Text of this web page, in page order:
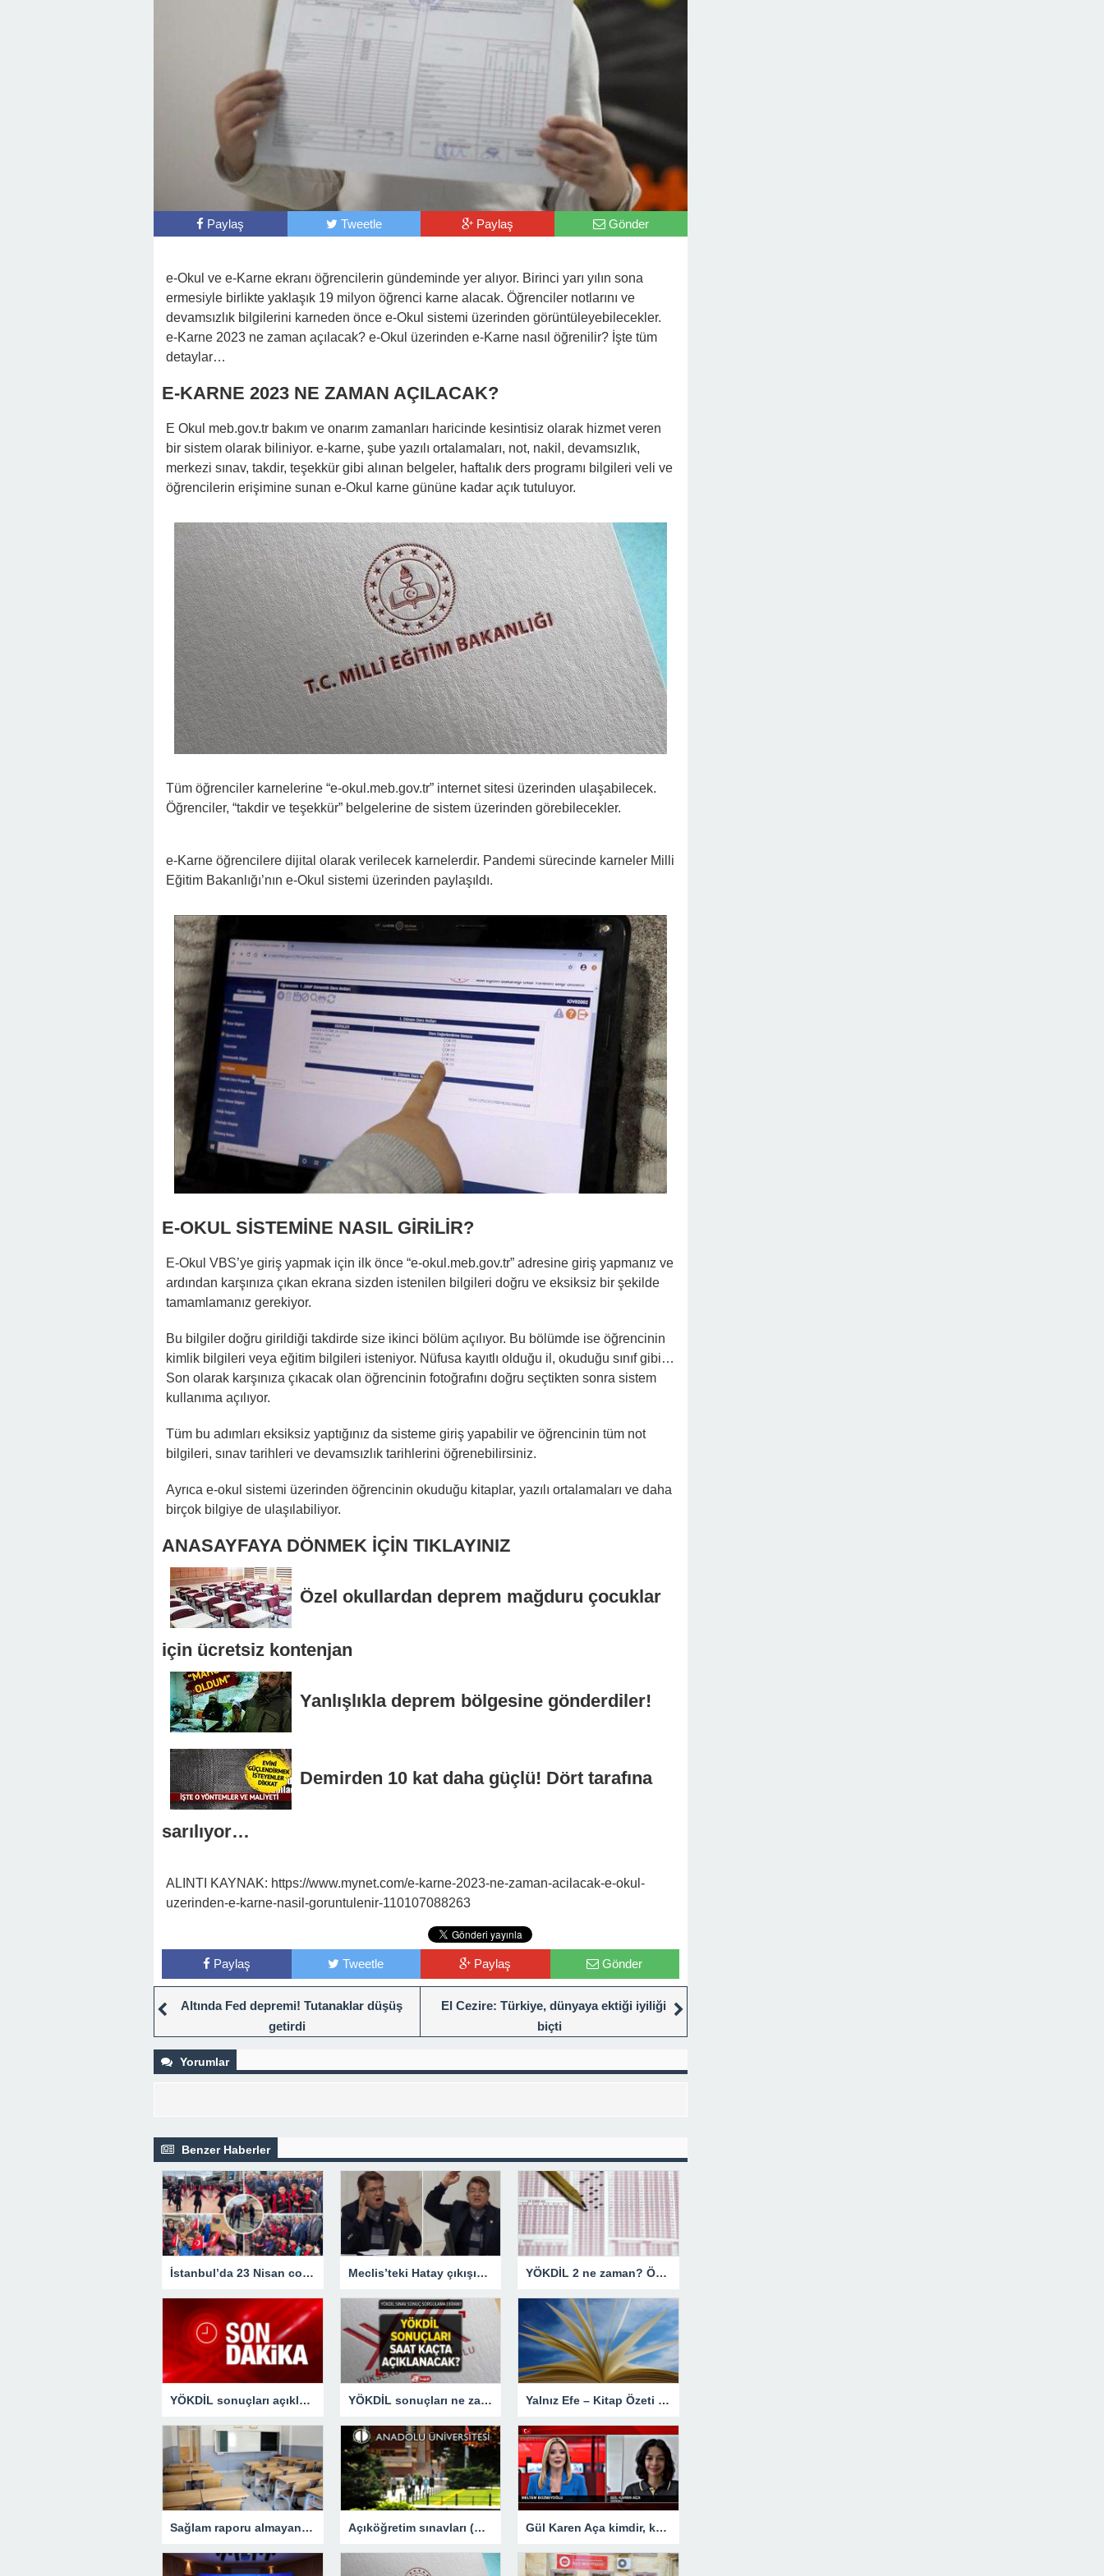
Paylaş Tweetle Paylaş Gönder
e-Okul ve e-Karne ekranı öğrencilerin gündeminde yer alıyor. Birinci yarı yılın sona
ermesiyle birlikte yaklaşık 19 milyon öğrenci karne alacak. Öğrenciler notlarını ve
devamsızlık bilgilerini karneden önce e-Okul sistemi üzerinden görüntüleyebilecekler.
e-Karne 2023 ne zaman açılacak? e-Okul üzerinden e-Karne nasıl öğrenilir? İşte tüm
detaylar…
E-KARNE 2023 NE ZAMAN AÇILACAK?
E Okul meb.gov.tr bakım ve onarım zamanları haricinde kesintisiz olarak hizmet veren
bir sistem olarak biliniyor. e-karne, şube yazılı ortalamaları, not, nakil, devamsızlık,
merkezi sınav, takdir, teşekkür gibi alınan belgeler, haftalık ders programı bilgileri veli ve
öğrencilerin erişimine sunan e-Okul karne gününe kadar açık tutuluyor.
Tüm öğrenciler karnelerine “e-okul.meb.gov.tr” internet sitesi üzerinden ulaşabilecek.
Öğrenciler, “takdir ve teşekkür” belgelerine de sistem üzerinden görebilecekler.
e-Karne öğrencilere dijital olarak verilecek karnelerdir. Pandemi sürecinde karneler Milli
Eğitim Bakanlığı’nın e-Okul sistemi üzerinden paylaşıldı.
E-OKUL SİSTEMİNE NASIL GİRİLİR?
E-Okul VBS’ye giriş yapmak için ilk önce “e-okul.meb.gov.tr” adresine giriş yapmanız ve
ardından karşınıza çıkan ekrana sizden istenilen bilgileri doğru ve eksiksiz bir şekilde
tamamlamanız gerekiyor.
Bu bilgiler doğru girildiği takdirde size ikinci bölüm açılıyor. Bu bölümde ise öğrencinin
kimlik bilgileri veya eğitim bilgileri isteniyor. Nüfusa kayıtlı olduğu il, okuduğu sınıf gibi…
Son olarak karşınıza çıkacak olan öğrencinin fotoğrafını doğru seçtikten sonra sistem
kullanıma açılıyor.
Tüm bu adımları eksiksiz yaptığınız da sisteme giriş yapabilir ve öğrencinin tüm not
bilgileri, sınav tarihleri ve devamsızlık tarihlerini öğrenebilirsiniz.
Ayrıca e-okul sistemi üzerinden öğrencinin okuduğu kitaplar, yazılı ortalamaları ve daha
birçok bilgiye de ulaşılabiliyor.
ANASAYFAYA DÖNMEK İÇİN TIKLAYINIZ
Özel okullardan deprem mağduru çocuklar
için ücretsiz kontenjan
Yanlışlıkla deprem bölgesine gönderdiler!
Demirden 10 kat daha güçlü! Dört tarafına
sarılıyor…
ALINTI KAYNAK: https://www.mynet.com/e-karne-2023-ne-zaman-acilacak-e-okul-
uzerinden-e-karne-nasil-goruntulenir-110107088263
Paylaş Tweetle Paylaş Gönder
Altında Fed depremi! Tutanaklar düşüş
getirdi
El Cezire: Türkiye, dünyaya ektiği iyiliği
biçti
Yorumlar
Benzer Haberler
İstanbul’da 23 Nisan coşkusu – Haberler Meclis’teki Hatay çıkışıyla gündem olmuştu! CHP’den aday gösterilmeyen Suzan Şahin ilk kez konuştu YÖKDİL 2 ne zaman? ÖSYM 2023 YÖKDİL 2 sınav tarihini duyurdu mu, başvurular ne zaman?
YÖKDİL sonuçları açıklandı: YÖKDİL/1 sonuç sorgulama sayfası… YÖKDİL sonuçları ne zaman açıklanacak 2023? 14 Nisan YÖKDİL sınav sonuçları saat kaçta açıklanır? ÖSYM sonuç sorgulama ekranı! Yalnız Efe – Kitap Özeti Oku, Konusu, Karakterleri Ve Sayfa Sayısı – En Son Haberler
Sağlam raporu almayan özel okul kapatılacak Açıköğretim sınavları (AÖF) sonuçları ne zaman açıklanacak? (2023 AÖF sonuçları sorgulama ekranı) – Son Dakika Eğitim Haberleri Gül Karen Aça kimdir, kaç yaşında? Gül Karen Aça hangi okulda, nereli?